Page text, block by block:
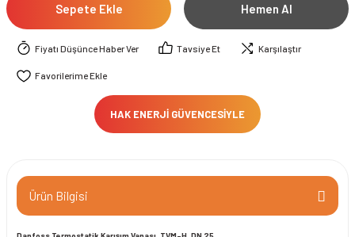
Sepete Ekle Hemen Al
Fiyatı Düşünce Haber Ver Tavsiye Et Karşılaştır
HAK ENERJİ GÜVENCESİYLE
Ürün Bilgisi